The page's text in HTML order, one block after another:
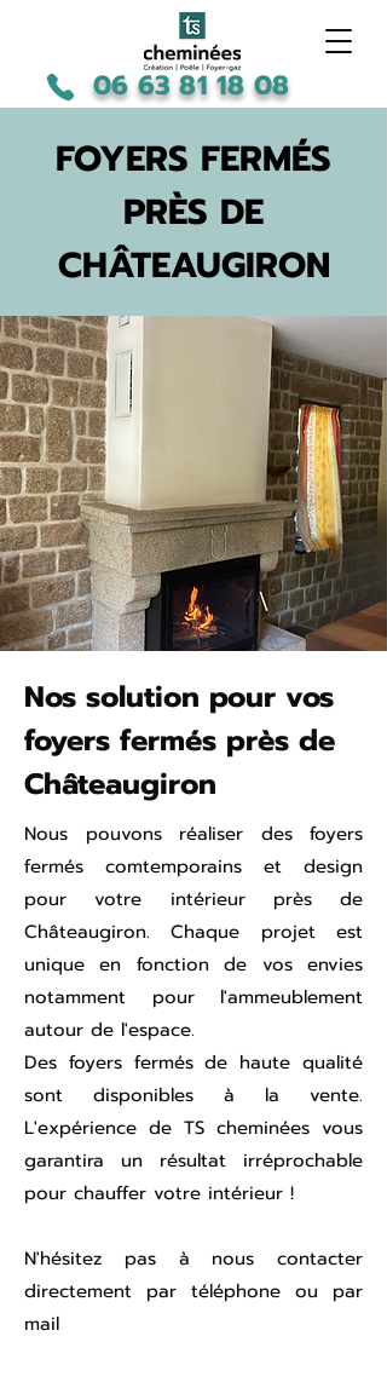
06 63 81 18 08
FOYERS FERMÉS
PRÈS DE
CHÂTEAUGIRON
Nos solution pour vos
foyers fermés près de
Châteaugiron
Nous pouvons réaliser des foyers
fermés comtemporains et design
pour votre intérieur près de
Châteaugiron. Chaque projet est
unique en fonction de vos envies
notamment pour l'ammeublement
autour de l'espace.
Des foyers fermés de haute qualité
sont disponibles à la vente.
L'expérience de TS cheminées vous
garantira un résultat irréprochable
pour chauffer votre intérieur !
N'hésitez pas à nous contacter
directement par téléphone ou par
mail